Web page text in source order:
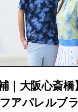
｜大阪心斎
アパレルブ